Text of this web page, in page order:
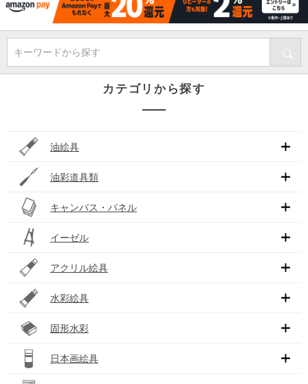
キーワードから探す
カテゴリから探す
油絵具
油彩道具類
キャンバス・パネル
イーゼル
アクリル絵具
水彩絵具
固形水彩
日本画絵具